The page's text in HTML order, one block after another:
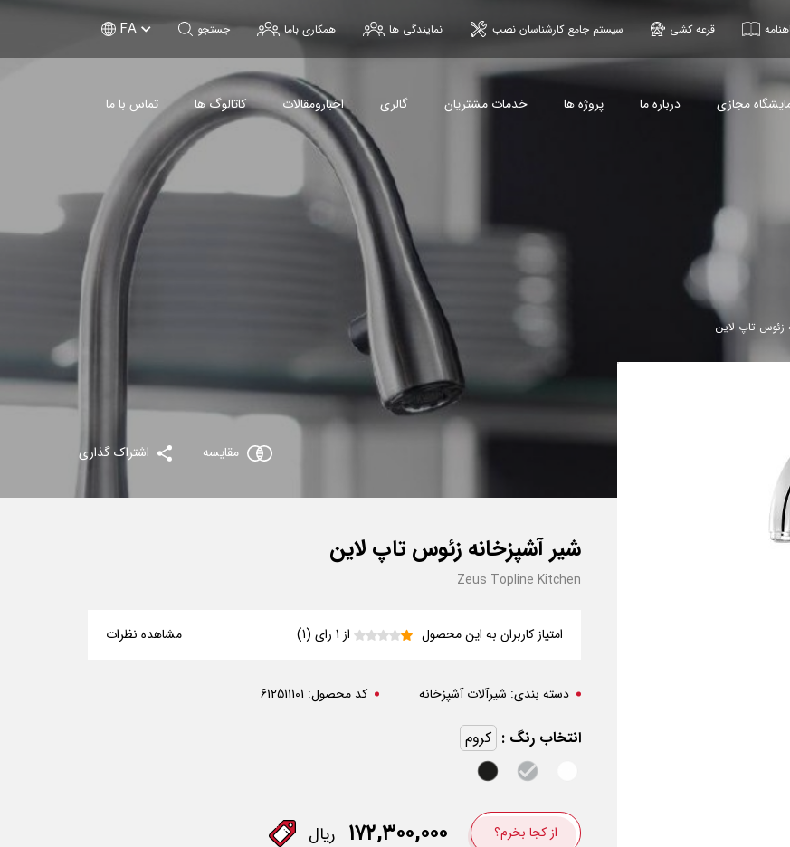
قرعه کشی سیستم جامع کارشناسان نصب نمایندگی ها همکاری باما جستجو FA
مجازی درباره ما پروژه ها خدمات مشتریان گالری اخبارومقالات کاتالوگ ها تماس با ما
زئوس تاپ لاین
مقایسه اشتراک گذاری
شیر آشپزخانه زئوس تاپ لاین
Zeus Topline Kitchen
امتیاز کاربران به این محصول از 1 رای (1) مشاهده نظرات
دسته بندی: شیرآلات آشپزخانه کد محصول: 612511101
انتخاب رنگ : کروم
از کجا بخرم؟ ۱۷۲,۳۰۰,۰۰۰ ریال